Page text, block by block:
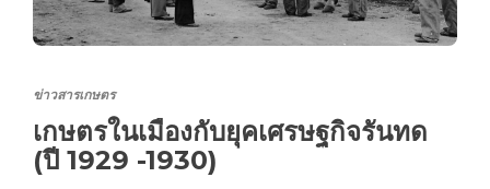
ข่าวสารเกษตร
เกษตรในเมืองกับยุคเศรษฐกิจรันทด
(ปี 1929 -1930)